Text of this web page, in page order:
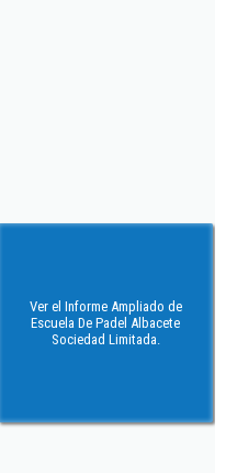
Ver el Informe Ampliado de
Escuela De Padel Albacete
Sociedad Limitada.